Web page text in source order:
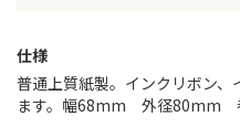
仕様
普通上質紙製。インクリボン
ます。幅68mm 外径80mm